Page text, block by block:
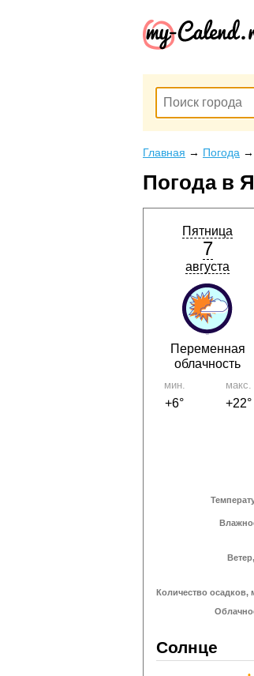
Главная → Погода →
Погода в
Пятница
7
августа
Переменная
облачность
мин.
+6°
макс.
+22°
Количество осадков,
Солнце